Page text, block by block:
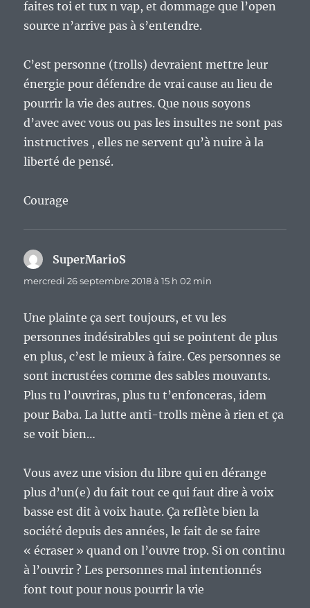
faites toi et tux n vap, et dommage que l’open
source n’arrive pas à s’entendre.
C’est personne (trolls) devraient mettre leur
énergie pour défendre de vrai cause au lieu de
pourrir la vie des autres. Que nous soyons
d’avec avec vous ou pas les insultes ne sont pas
instructives , elles ne servent qu’à nuire à la
liberté de pensé.
Courage
SuperMarioS
mercredi 26 septembre 2018 à 15 h 02 min
Une plainte ça sert toujours, et vu les
personnes indésirables qui se pointent de plus
en plus, c’est le mieux à faire. Ces personnes se
sont incrustées comme des sables mouvants.
Plus tu l’ouvriras, plus tu t’enfonceras, idem
pour Baba. La lutte anti-trolls mène à rien et ça
se voit bien…
Vous avez une vision du libre qui en dérange
plus d’un(e) du fait tout ce qui faut dire à voix
basse est dit à voix haute. Ça reflète bien la
société depuis des années, le fait de se faire
« écraser » quand on l’ouvre trop. Si on continu
à l’ouvrir ? Les personnes mal intentionnés
font tout pour nous pourrir la vie